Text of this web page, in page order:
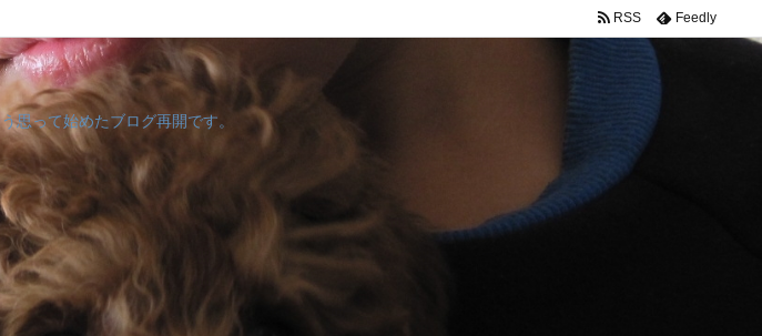
思って始めたブログ再開です。
RSS Feedly